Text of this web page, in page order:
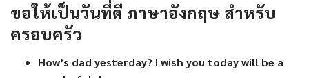
ขอให้เป็นวันที่ดี ภาษาอังกฤษ สำหรับ
ครอบครัว
How’s dad yesterday? I wish you today will be a